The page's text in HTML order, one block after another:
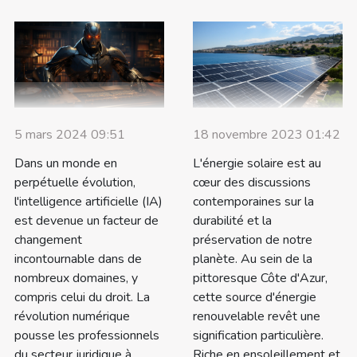
5 mars 2024 09:51
Dans un monde en
perpétuelle évolution,
l'intelligence artificielle (IA)
est devenue un facteur de
changement
incontournable dans de
nombreux domaines, y
compris celui du droit. La
révolution numérique
pousse les professionnels
18 novembre 2023 01:42
L'énergie solaire est au
cœur des discussions
contemporaines sur la
durabilité et la
préservation de notre
planète. Au sein de la
pittoresque Côte d'Azur,
cette source d'énergie
renouvelable revêt une
signification particulière.